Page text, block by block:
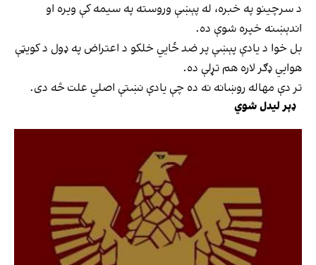
د سرچینو په خبره، له پېښې وروسته په سیمه کې ويره او
اندېښنه خپره شوې ده.
بل خوا د یادې پېښې پر ضد ځایي خلکو د اعتراض په ډول د کویټې
هوایي ډګر لاره هم تړلې ده.
تر دې مهاله روښانه نه ده چې یادې نښتې اصلي علت څه دی.
ډېر لیدل شوي